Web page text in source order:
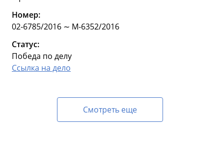
Номер:
02-6785/2016 ∼ М-6352/2016
Статус:
Победа по делу
Ссылка на дело
Смотреть еще